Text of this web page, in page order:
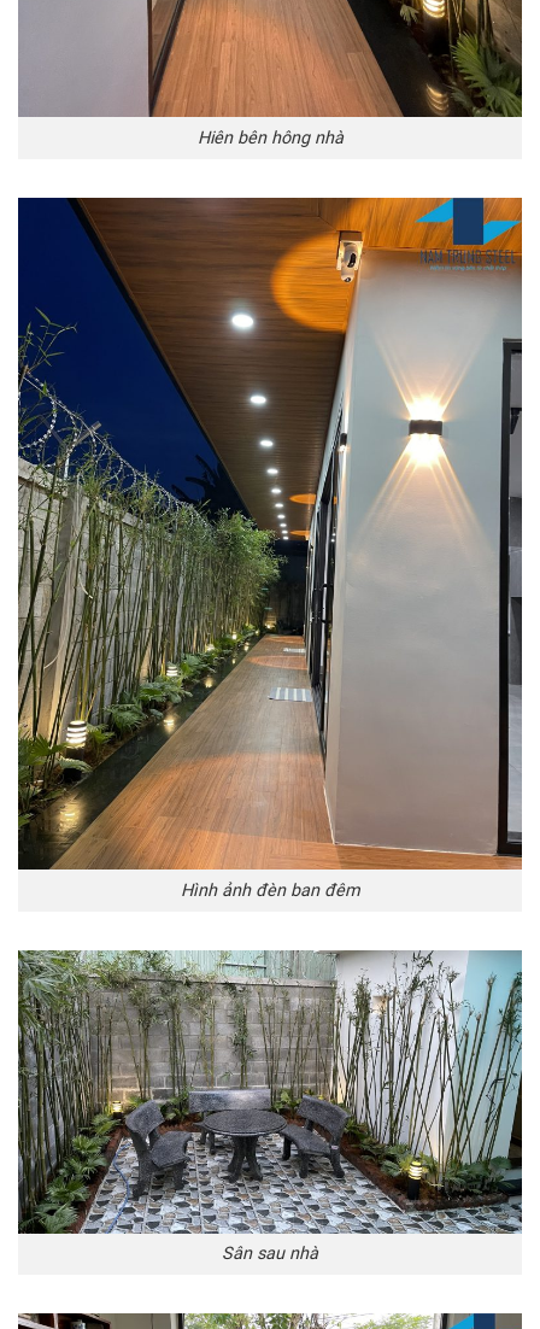
Hiên bên hông nhà
Hình ảnh đèn ban đêm
Sân sau nhà